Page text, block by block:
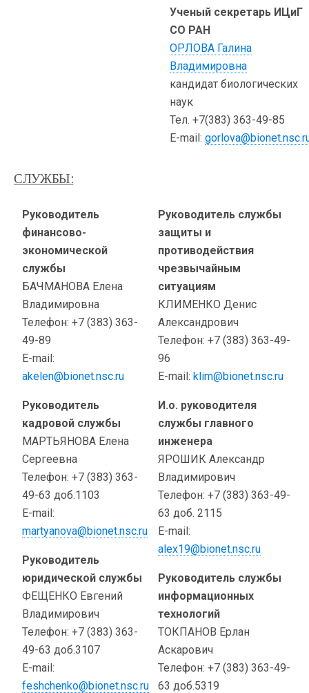
Ученый секретарь ИЦиГ
СО РАН
ОРЛОВА Галина
Владимировна
кандидат биологических
наук
Тел. +7(383) 363-49-85
E-mail:
СЛУЖБЫ:
Руководитель
финансово-
экономической
службы
БАЧМАНОВА Елена
Владимировна
Телефон: +7 (383) 363-
49-89
E-mail:
akelen@bionet.nsc.ru
Руководитель
кадровой службы
МАРТЬЯНОВА Елена
Сергеевна
Телефон: +7 (383) 363-
49-63 доб.1103
E-mail:
martyanova@bionet.nsc.ru
Руководитель
юридической службы
ФЕЩЕНКО Евгений
Владимирович
Телефон: +7 (383) 363-
49-63 доб.3107
E-mail:
feshchenko@bionet.nsc.ru
Руководитель службы
защиты и
противодействия
чрезвычайным
ситуациям
КЛИМЕНКО Денис
Александрович
Телефон: +7 (383) 363-49-
96
E-mail: klim@bionet.nsc.ru
И.о. руководителя
службы главного
инженера
ЯРОШИК Александр
Владимирович
Телефон: +7 (383) 363-49-
63 доб. 2115
E-mail:
alex19@bionet.nsc.ru
Руководитель службы
информационных
технологий
ТОКПАНОВ Ерлан
Аскарович
Телефон: +7 (383) 363-49-
63 доб.5319